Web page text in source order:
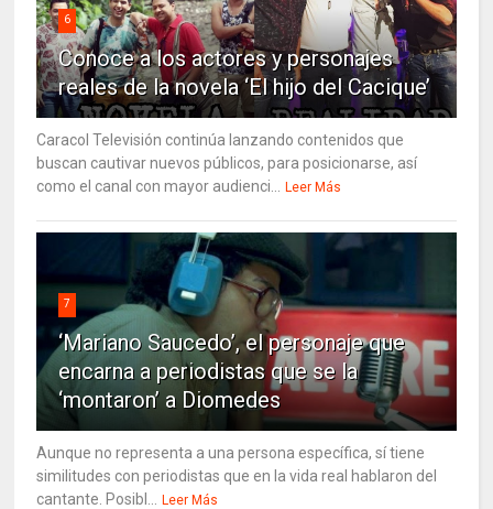
6
Conoce a los actores y personajes
reales de la novela ‘El hijo del Cacique’
Caracol Televisión continúa lanzando contenidos que
buscan cautivar nuevos públicos, para posicionarse, así
como el canal con mayor audienci...
Leer Más
7
‘Mariano Saucedo’, el personaje que
encarna a periodistas que se la
‘montaron’ a Diomedes
Aunque no representa a una persona específica, sí tiene
similitudes con periodistas que en la vida real hablaron del
cantante. Posibl...
Leer Más